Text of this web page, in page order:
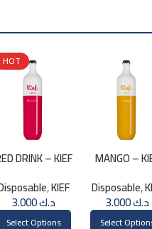
HOT
DRINK – KIEF
3000 PUFFS
,KIEF
د.ك3.000
Select Options
MANGO –
3000
Disposable,
د.ك3.000
Select